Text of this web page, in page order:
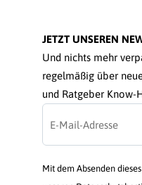
JETZT UNSEREN
Und nichts mehr
regelmäßig über
und Ratgeber Know-
Mit dem Absenden